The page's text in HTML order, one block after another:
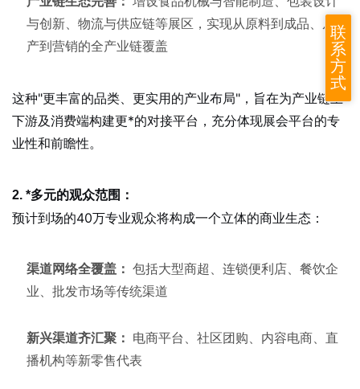
与创新、物流与供应链等展区，实现从原料到成品、从生
产到营销的全产业链覆盖
这种"更丰富的品类、更实用的产业布局"，旨在为产业链上
下游及消费端构建更*的对接平台，充分体现展会平台的专
业性和前瞻性。
2. *多元的观众范围：
预计到场的40万专业观众将构成一个立体的商业生态：
渠道网络全覆盖： 包括大型商超、连锁便利店、餐饮企
业、批发市场等传统渠道
新兴渠道齐汇聚：
电商平台、社区团购、内容电商、直
播机构等新零售代表
联
系
方
式